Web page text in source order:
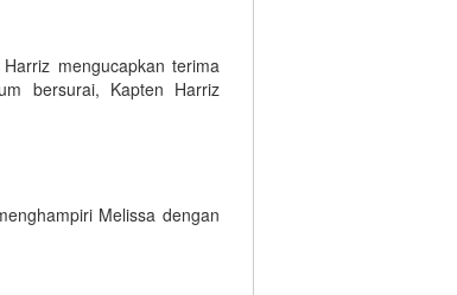
mengucapkan terima
bersurai, Kapten Harriz
Melissa dengan